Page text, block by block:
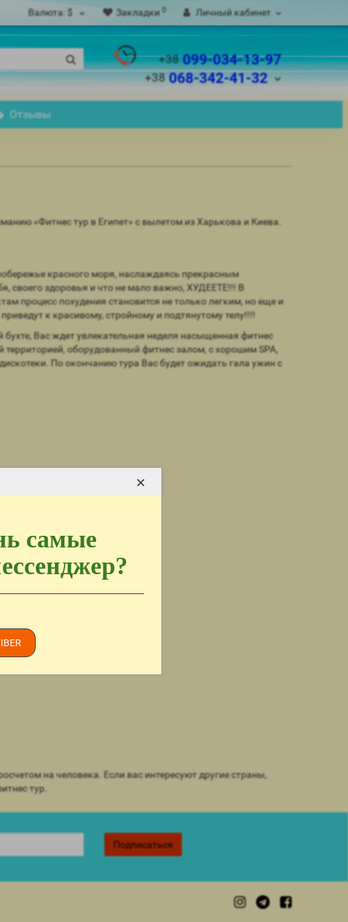
самые
×
Валюта: $ Закладки 0 Личный кабинет
+38099-034-13-97
+38068-342-41-32
Отзывы
«Фитнес тур в Египет» с вылетом из Харькова и Киева.
красного моря, наслаждаясь прекрасным
здоровья и что не мало важно, ХУДЕЕТЕ!!! В
процесс похудения становится не только легким, но еще и
к красивому, стройному и подтянутому телу!!!!
Вас ждет увлекательная неделя насыщенная фитнес
оборудованный фитнес залом, с хорошим SPA,
По окончанию тура Вас будет ожидать гала ужин с
на человека. Если вас интересуют другие страны,
тур.
Подписаться